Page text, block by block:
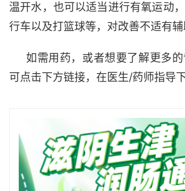
温开水，也可以适当进行有氧运动
行车以及打篮球等，对改善不适有辅
如需用药，或者想要了解更多的
可点击下方链接，在医生/药师指导